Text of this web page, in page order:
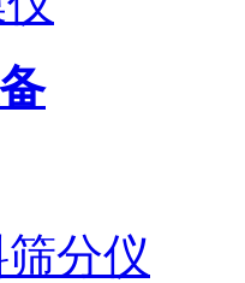
分仪